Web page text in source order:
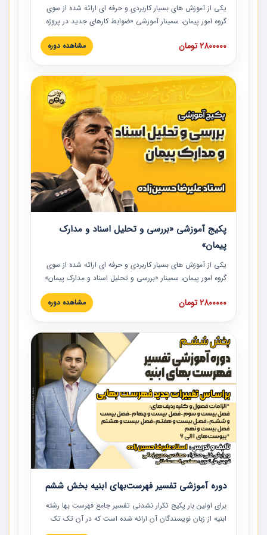
یکی از آموزش‏‏‏‏‏‏ های بسیار کاربردی و حرفه‏ ای ارائه شده از سوی
گروه امور پیمان، سمینار آموزشی «ضوابط کارهای جدید در پروژه
های عمرانی» چالش ها، تخلفات و راه حل ها با نگرش قراردادی
است که در محل سندیکای شرکت های ساختمانی کشور ارائه شد.
مدارک پیمان به همراه تجربیات عملی ارائه شده است.
2800000 تومان مشاهده دوره
پکیج آموزشی «بررسی و تحلیل اسناد و مدارک
پیمان»
یکی از آموزش‏‏‏‏‏‏ های بسیار کاربردی و حرفه‏ ای ارائه شده از سوی
گروه امور پیمان، سمینار «بررسی و تحلیل اسناد و مدارک پیمان»
است که در دانشگاه صنعتی شریف ارائه شد. در این آموزش
نکات کلیدی مربوط به اسناد و مدارک پیمان، اولویت بندی اسناد
پیمان به همراه تجربیات عملی در این خصوص ارائه شده است.
2800000 تومان مشاهده دوره
دوره آموزشی تفسیر فهرست‌بهای ابنیه بخش ششم
برای اولین بار پکیج تکرار نشدنی تفسیر جامع فهرست بها رشته
ابنیه از زبان نویسندگان آن ارائه شده است که در آن تک تک
ردیف ها و مطالب فهرست بها تفسیر و ارائه شده است. این